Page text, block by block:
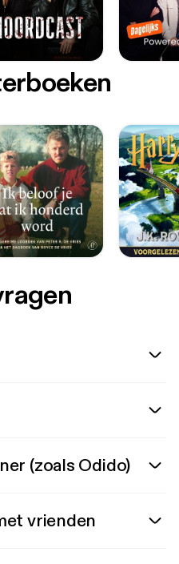
(zoals Odido)
vrienden